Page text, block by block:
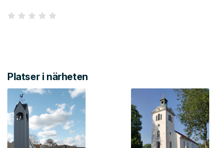
Platser i närheten